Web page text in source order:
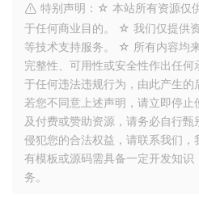
特别声明：☆ 本站所有资源仅
于任何商业目的。 ☆ 我们仅提供
等技术支持服务。 ☆ 所有内容均
完整性、可用性或安全性作出任
于任何违法违规行为，由此产生
若您不同意上述声明，请立即停
及付费或赞助资源，请务必自行
侵犯您的合法权益，请联系我们
有模板或源码需具备一定开发知
务。